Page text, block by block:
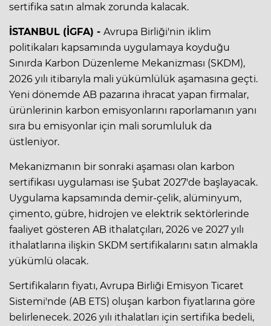
sertifika satın almak zorunda kalacak.
İSTANBUL (İGFA) - Avrupa Birliği'nin iklim
politikaları kapsamında uygulamaya koyduğu
Sınırda Karbon Düzenleme Mekanizması (SKDM),
2026 yılı itibarıyla mali yükümlülük aşamasına geçti.
Yeni dönemde AB pazarına ihracat yapan firmalar,
ürünlerinin karbon emisyonlarını raporlamanın yanı
sıra bu emisyonlar için mali sorumluluk da
üstleniyor.
Mekanizmanın bir sonraki aşaması olan karbon
sertifikası uygulaması ise Şubat 2027'de başlayacak.
Uygulama kapsamında demir-çelik, alüminyum,
çimento, gübre, hidrojen ve elektrik sektörlerinde
faaliyet gösteren AB ithalatçıları, 2026 ve 2027 yılı
ithalatlarına ilişkin SKDM sertifikalarını satın almakla
yükümlü olacak.
Sertifikaların fiyatı, Avrupa Birliği Emisyon Ticaret
Sistemi'nde (AB ETS) oluşan karbon fiyatlarına göre
belirlenecek. 2026 yılı ithalatları için sertifika bedeli,